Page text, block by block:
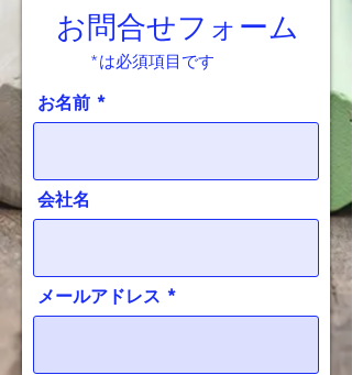
お問合せフォーム
​ *は必須項目です
お名前
会社名
メールアドレス